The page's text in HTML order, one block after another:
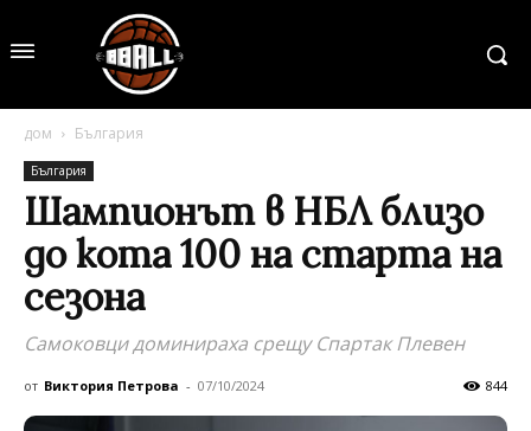
дом България
България
Шампионът в НБЛ близо
до кота 100 на старта на
сезона
Самоковци доминираха срещу Спартак Плевен
от Виктория Петрова - 07/10/2024 844